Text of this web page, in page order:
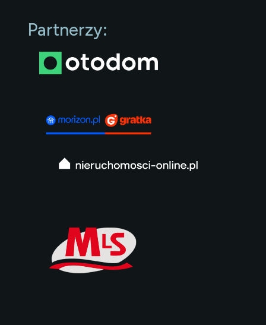
Partnerzy: